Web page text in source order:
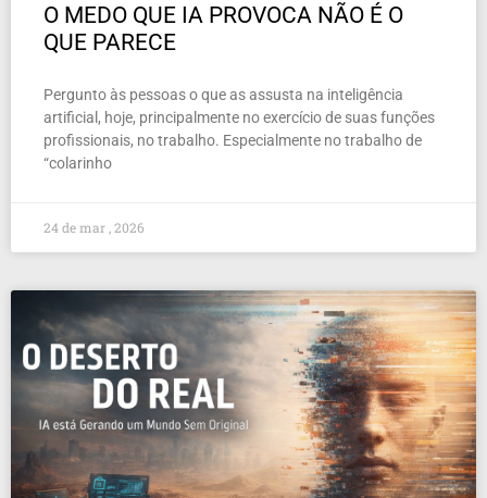
O MEDO QUE IA PROVOCA NÃO É O
QUE PARECE
Pergunto às pessoas o que as assusta na inteligência
artificial, hoje, principalmente no exercício de suas funções
profissionais, no trabalho. Especialmente no trabalho de
“colarinho
24 de mar , 2026